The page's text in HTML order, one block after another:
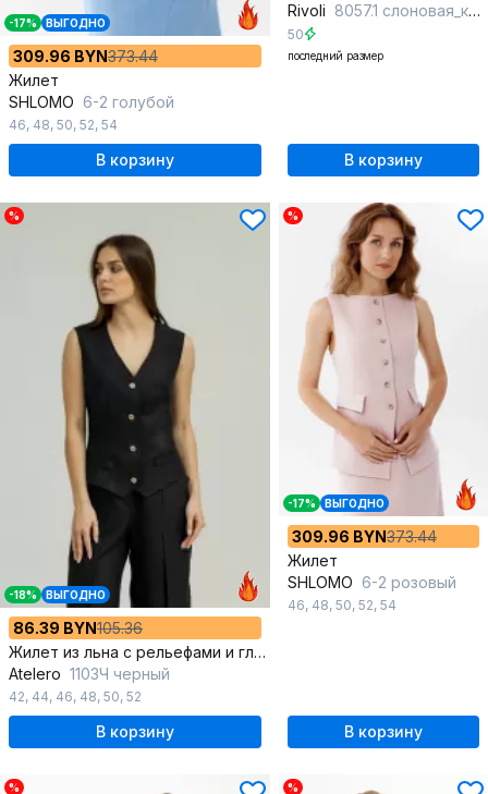
-17% ВЫГОДНО
309.96 BYN373.44
Жилет
SHLOMO 6-2 голубой
46, 48, 50, 52, 54
В корзину
Rivoli 8057.1 слоновая_кость
50
последний размер
В корзину
%
-18% ВЫГОДНО
86.39 BYN105.36
Жилет из льна с рельефами и глубоким вырезом
Atelero 1103Ч черный
42, 44, 46, 48, 50, 52
В корзину
%
-17% ВЫГОДНО
309.96 BYN373.44
Жилет
SHLOMO 6-2 розовый
46, 48, 50, 52, 54
В корзину
% %